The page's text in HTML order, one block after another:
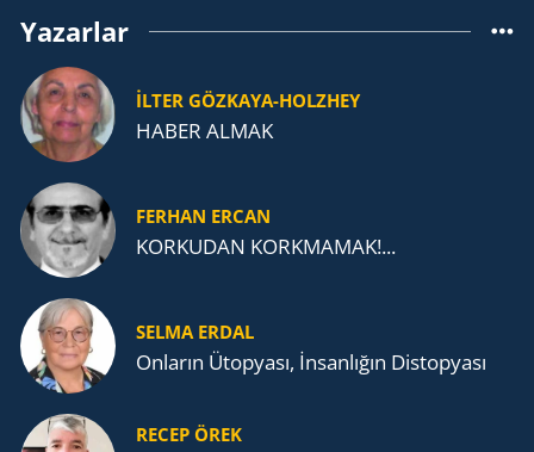
Yazarlar
İLTER GÖZKAYA-HOLZHEY
HABER ALMAK
FERHAN ERCAN
KORKUDAN KORKMAMAK!...
SELMA ERDAL
Onların Ütopyası, İnsanlığın Distopyası
RECEP ÖREK